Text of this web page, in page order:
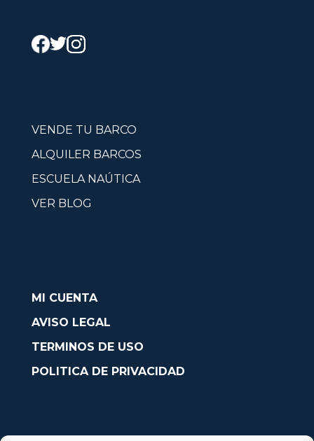
VENDE TU BARCO
ALQUILER BARCOS
ESCUELA NAÚTICA
VER BLOG
MI CUENTA
AVISO LEGAL
TERMINOS DE USO
POLITICA DE PRIVACIDAD